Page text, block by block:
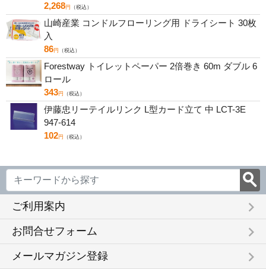
2,268円 （税込）
山崎産業 コンドルフローリング用 ドライシート 30枚
入
86円 （税込）
Forestway トイレットペーパー 2倍巻き 60m ダブル 6
ロール
343円 （税込）
伊藤忠リーテイルリンク L型カード立て 中 LCT-3E
947-614
102円 （税込）
ご利用案内 keyboard_arrow_right
お問合せフォーム keyboard_arrow_right
メールマガジン登録 keyboard_arrow_right